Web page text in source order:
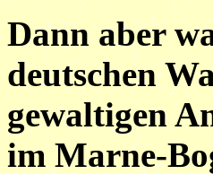
Dann aber
deutschen
gewaltigen
im Marne-